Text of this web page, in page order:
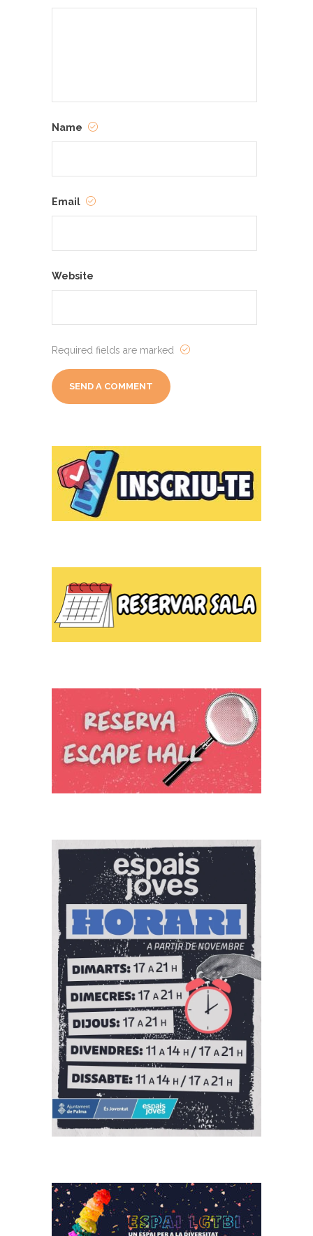
Name
Email
Website
Required fields are marked